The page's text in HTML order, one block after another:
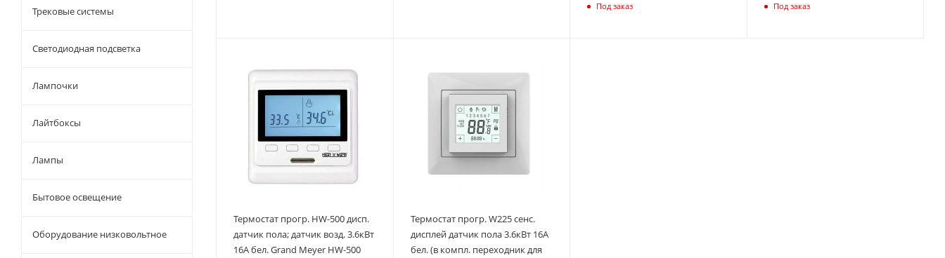
Под заказ Под заказ
Термостат прогр. HW-500 дисп.
датчик пола; датчик возд. 3.6кВт
16А бел. Grand Meyer HW-500
Термостат прогр. W225 сенс.
дисплей датчик пола 3.6кВт 16А
бел. (в компл. переходник для
Трековые системы
Светодиодная подсветка
Лампочки
Лайтбоксы
Лампы
Бытовое освещение
Оборудование низковольтное